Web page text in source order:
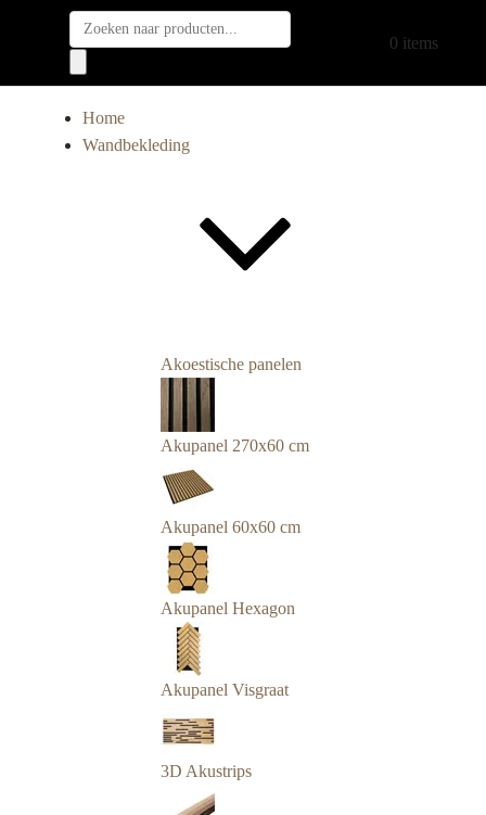
Producten
zoeken
0 items
Home
Wandbekleding
Akoestische panelen
Akupanel 270x60 cm
Akupanel 60x60 cm
Akupanel Hexagon
Akupanel Visgraat
3D Akustrips